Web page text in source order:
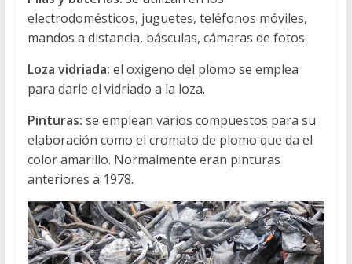
electrodomésticos, juguetes, teléfonos móviles,
mandos a distancia, básculas, cámaras de fotos.
Loza vidriada: el oxigeno del plomo se emplea
para darle el vidriado a la loza.
Pinturas: se emplean varios compuestos para su
elaboración como el cromato de plomo que da el
color amarillo. Normalmente eran pinturas
anteriores a 1978.